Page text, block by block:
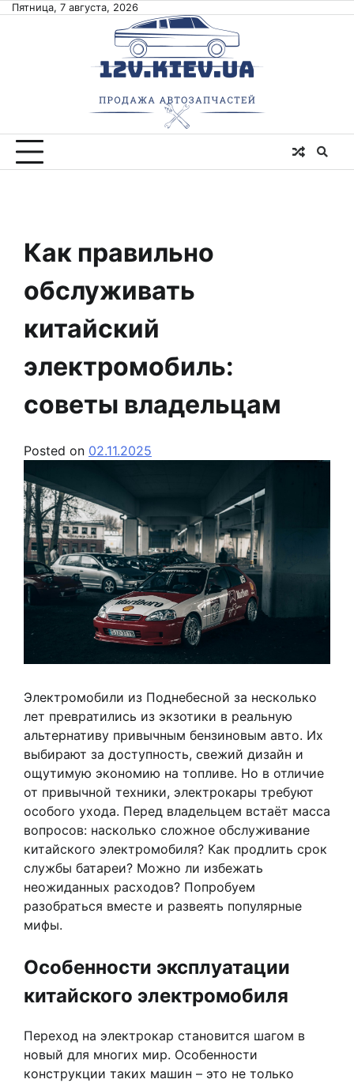
SkipПятница, 7 августа, 2026
Как правильно
обслуживать
китайский
электромобиль:
советы владельцам
Posted on 02.11.2025
Электромобили из Поднебесной за несколько
лет превратились из экзотики в реальную
альтернативу привычным бензиновым авто. Их
выбирают за доступность, свежий дизайн и
ощутимую экономию на топливе. Но в отличие
от привычной техники, электрокары требуют
особого ухода. Перед владельцем встаёт масса
вопросов: насколько сложное обслуживание
китайского электромобиля? Как продлить срок
службы батареи? Можно ли избежать
неожиданных расходов? Попробуем
разобраться вместе и развеять популярные
мифы.
Особенности эксплуатации
китайского электромобиля
Переход на электрокар становится шагом в
новый для многих мир. Особенности
конструкции таких машин – это не только